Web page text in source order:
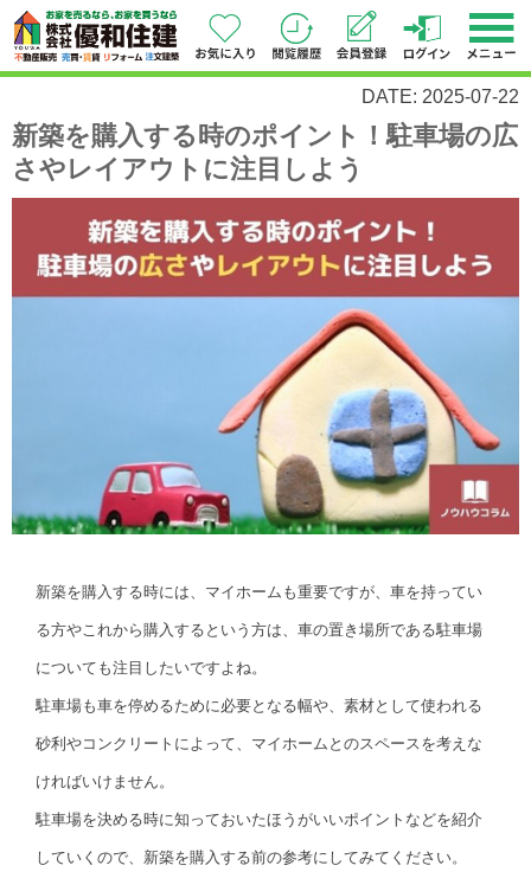
DATE: 2025-07-22
新築を購入する時のポイント！駐車場の広
さやレイアウトに注目しよう
新築を購入する時には、マイホームも重要ですが、車を持ってい
る方やこれから購入するという方は、車の置き場所である駐車場
についても注目したいですよね。
駐車場も車を停めるために必要となる幅や、素材として使われる
砂利やコンクリートによって、マイホームとのスペースを考えな
ければいけません。
駐車場を決める時に知っておいたほうがいいポイントなどを紹介
していくので、新築を購入する前の参考にしてみてください。